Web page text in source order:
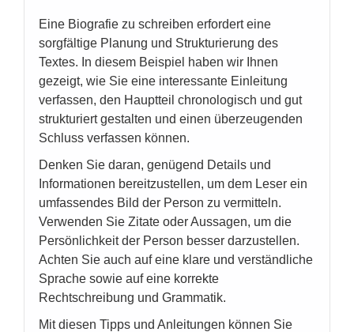
Eine Biografie zu schreiben erfordert eine
sorgfältige Planung und Strukturierung des
Textes. In diesem Beispiel haben wir Ihnen
gezeigt, wie Sie eine interessante Einleitung
verfassen, den Hauptteil chronologisch und gut
strukturiert gestalten und einen überzeugenden
Schluss verfassen können.
Denken Sie daran, genügend Details und
Informationen bereitzustellen, um dem Leser ein
umfassendes Bild der Person zu vermitteln.
Verwenden Sie Zitate oder Aussagen, um die
Persönlichkeit der Person besser darzustellen.
Achten Sie auch auf eine klare und verständliche
Sprache sowie auf eine korrekte
Rechtschreibung und Grammatik.
Mit diesen Tipps und Anleitungen können Sie